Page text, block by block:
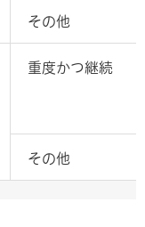
その他
重度かつ継続
その他